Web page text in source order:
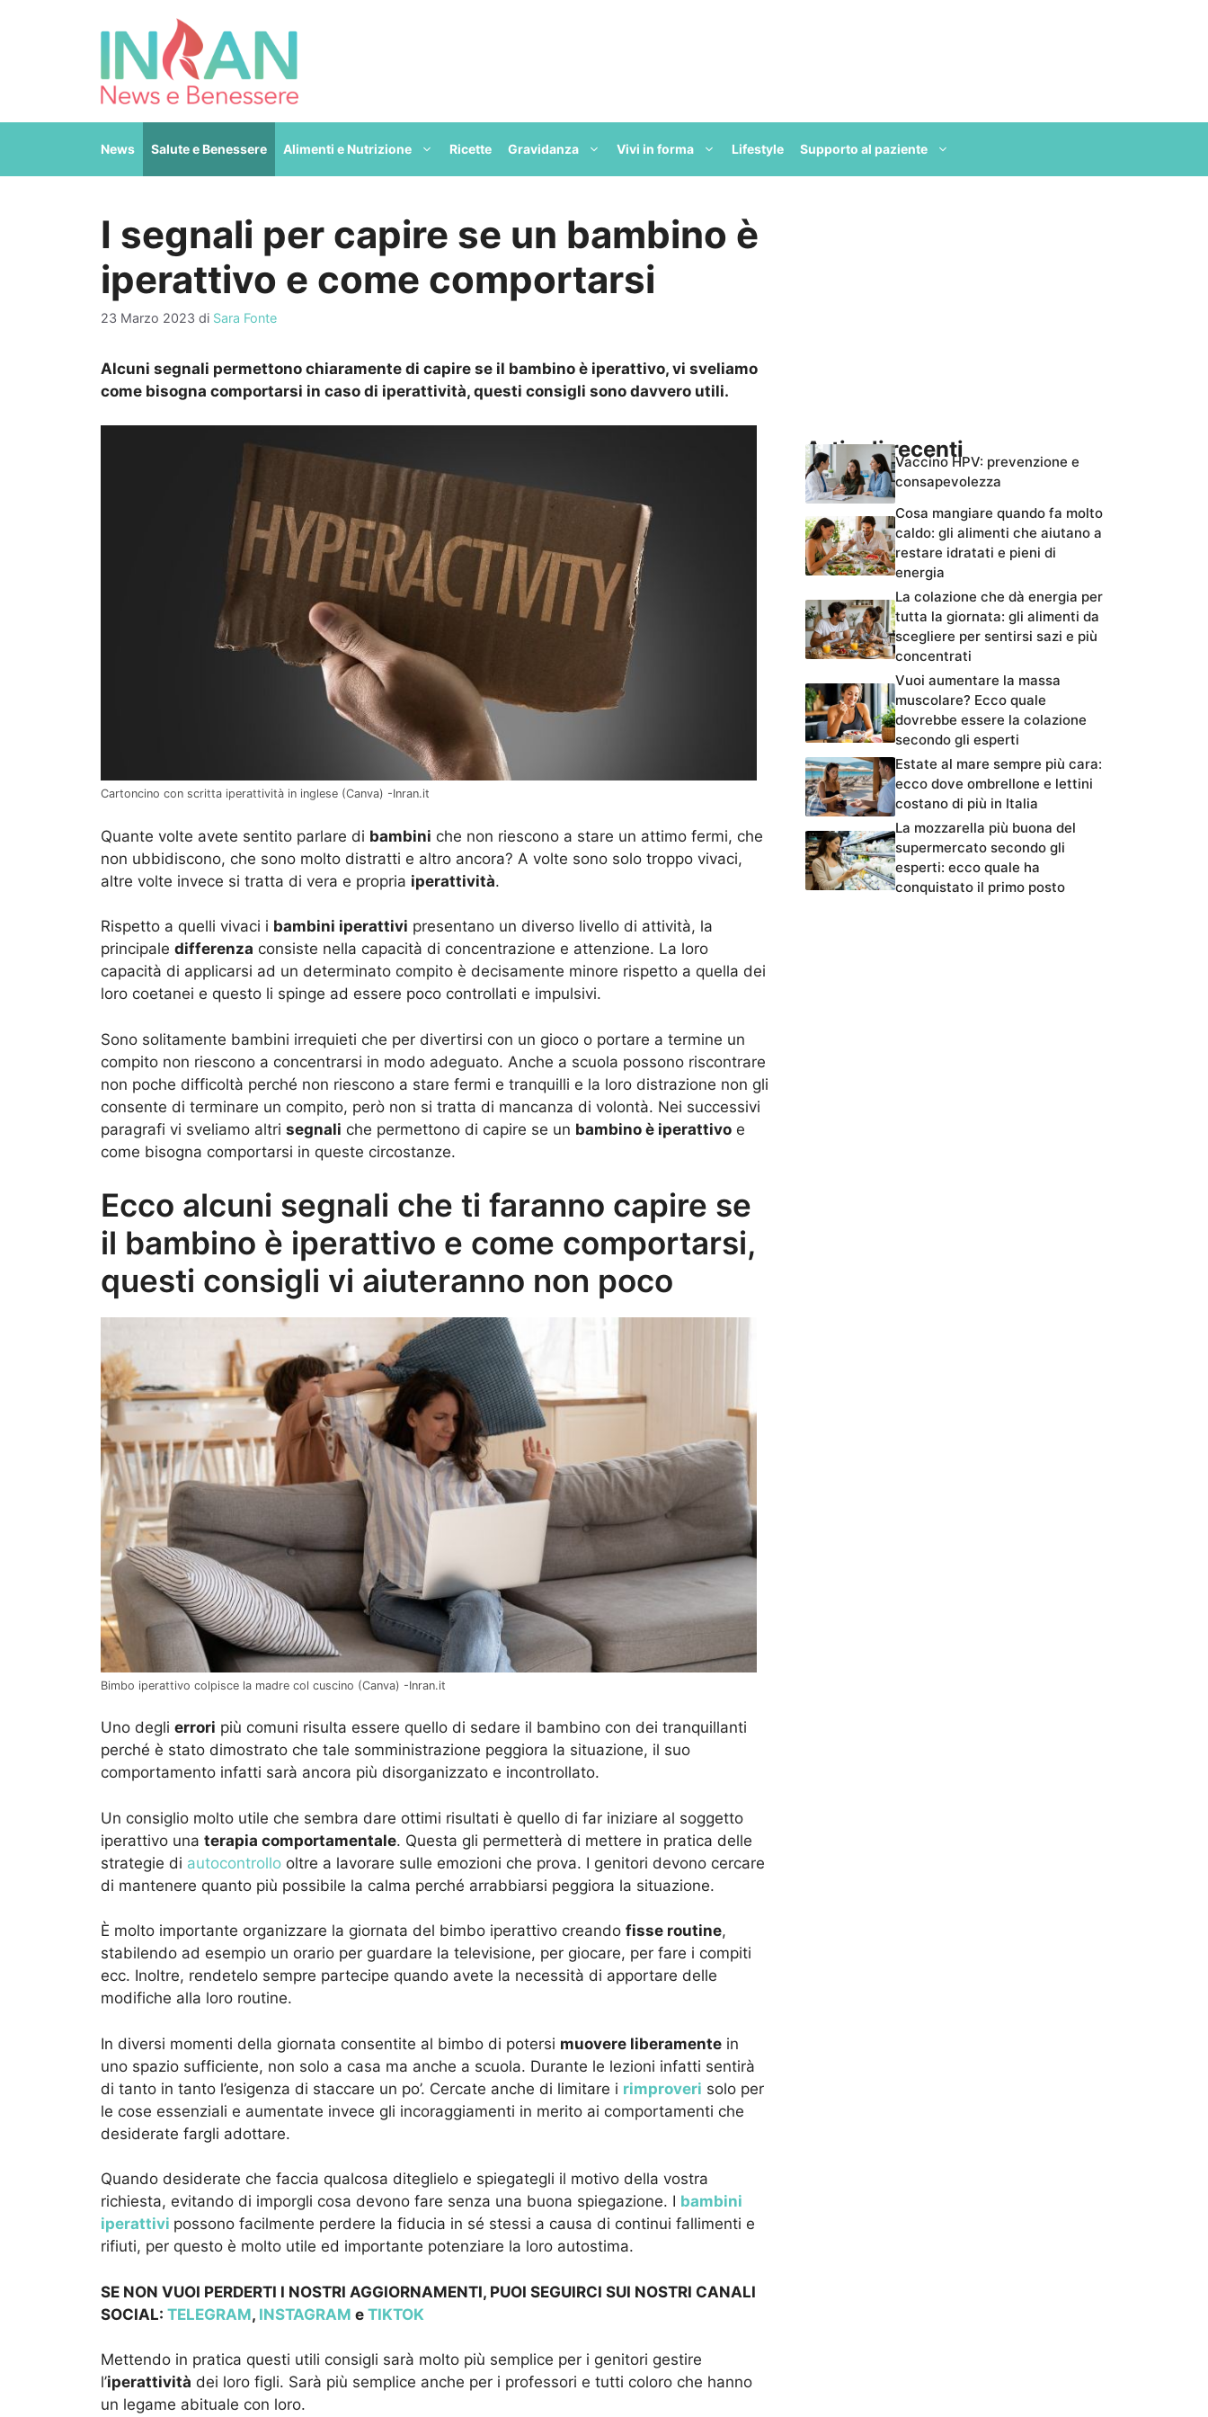
News Salute e Benessere Alimenti e Nutrizione Ricette Gravidanza Vivi in forma Lifestyle Supporto al paziente
I segnali per capire se un bambino è
iperattivo e come comportarsi
23 Marzo 2023 di Sara Fonte
Alcuni segnali permettono chiaramente di capire se il bambino è iperattivo, vi sveliamo
come bisogna comportarsi in caso di iperattività, questi consigli sono davvero utili.
Cartoncino con scritta iperattività in inglese (Canva) -Inran.it
Quante volte avete sentito parlare di bambini che non riescono a stare un attimo fermi, che
non ubbidiscono, che sono molto distratti e altro ancora? A volte sono solo troppo vivaci,
altre volte invece si tratta di vera e propria iperattività.
Rispetto a quelli vivaci i bambini iperattivi presentano un diverso livello di attività, la
principale differenza consiste nella capacità di concentrazione e attenzione. La loro
capacità di applicarsi ad un determinato compito è decisamente minore rispetto a quella dei
loro coetanei e questo li spinge ad essere poco controllati e impulsivi.
Sono solitamente bambini irrequieti che per divertirsi con un gioco o portare a termine un
compito non riescono a concentrarsi in modo adeguato. Anche a scuola possono riscontrare
non poche difficoltà perché non riescono a stare fermi e tranquilli e la loro distrazione non gli
consente di terminare un compito, però non si tratta di mancanza di volontà. Nei successivi
paragrafi vi sveliamo altri segnali che permettono di capire se un bambino è iperattivo e
come bisogna comportarsi in queste circostanze.
Ecco alcuni segnali che ti faranno capire se
il bambino è iperattivo e come comportarsi,
questi consigli vi aiuteranno non poco
Bimbo iperattivo colpisce la madre col cuscino (Canva) -Inran.it
Uno degli errori più comuni risulta essere quello di sedare il bambino con dei tranquillanti
perché è stato dimostrato che tale somministrazione peggiora la situazione, il suo
comportamento infatti sarà ancora più disorganizzato e incontrollato.
Un consiglio molto utile che sembra dare ottimi risultati è quello di far iniziare al soggetto
iperattivo una terapia comportamentale. Questa gli permetterà di mettere in pratica delle
strategie di autocontrollo oltre a lavorare sulle emozioni che prova. I genitori devono cercare
di mantenere quanto più possibile la calma perché arrabbiarsi peggiora la situazione.
È molto importante organizzare la giornata del bimbo iperattivo creando fisse routine,
stabilendo ad esempio un orario per guardare la televisione, per giocare, per fare i compiti
ecc. Inoltre, rendetelo sempre partecipe quando avete la necessità di apportare delle
modifiche alla loro routine.
In diversi momenti della giornata consentite al bimbo di potersi muovere liberamente in
uno spazio sufficiente, non solo a casa ma anche a scuola. Durante le lezioni infatti sentirà
di tanto in tanto l’esigenza di staccare un po’. Cercate anche di limitare i rimproveri solo per
le cose essenziali e aumentate invece gli incoraggiamenti in merito ai comportamenti che
desiderate fargli adottare.
Quando desiderate che faccia qualcosa diteglielo e spiegategli il motivo della vostra
richiesta, evitando di imporgli cosa devono fare senza una buona spiegazione. I bambini
iperattivi possono facilmente perdere la fiducia in sé stessi a causa di continui fallimenti e
rifiuti, per questo è molto utile ed importante potenziare la loro autostima.
SE NON VUOI PERDERTI I NOSTRI AGGIORNAMENTI, PUOI SEGUIRCI SUI NOSTRI CANALI
SOCIAL: TELEGRAM, INSTAGRAM e TIKTOK
Mettendo in pratica questi utili consigli sarà molto più semplice per i genitori gestire
l’iperattività dei loro figli. Sarà più semplice anche per i professori e tutti coloro che hanno
un legame abituale con loro.
Articoli recentiVaccino HPV: prevenzione e
consapevolezza
Cosa mangiare quando fa molto
caldo: gli alimenti che aiutano a
restare idratati e pieni di
energia
La colazione che dà energia per
tutta la giornata: gli alimenti da
scegliere per sentirsi sazi e più
concentrati
Vuoi aumentare la massa
muscolare? Ecco quale
dovrebbe essere la colazione
secondo gli esperti
Estate al mare sempre più cara:
ecco dove ombrellone e lettini
costano di più in Italia
La mozzarella più buona del
supermercato secondo gli
esperti: ecco quale ha
conquistato il primo posto